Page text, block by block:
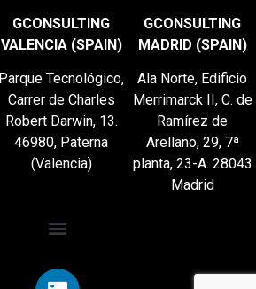
GCONSULTING
VALENCIA (SPAIN)
Parque Tecnológico,
Carrer de Charles
Robert Darwin, 13.
46980, Paterna
(Valencia)
GCONSULTING
MADRID (SPAIN)
Ala Norte, Edificio
Merrimarck II, C. de
Ramírez de
Arellano, 29, 7ª
planta, 23-A. 28043
Madrid